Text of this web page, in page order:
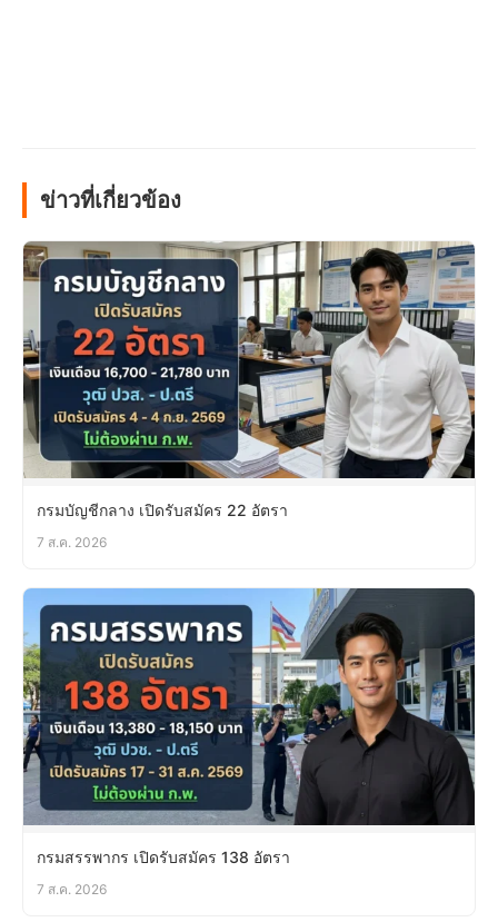
ข่าวที่เกี่ยวข้อง
กรมบัญชีกลาง เปิดรับสมัคร 22 อัตรา
7 ส.ค. 2026
กรมสรรพากร เปิดรับสมัคร 138 อัตรา
7 ส.ค. 2026